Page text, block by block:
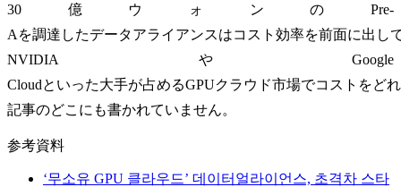
30億ウォンのPre-
Aを調達したデータアライアンスはコスト効率を前面に出し
NVIDIAやGoogle
Cloudといった大手が占めるGPUクラウド市場でコストをど
記事のどこにも書かれていません。
参考資料
‘무소유 GPU 클라우드’ 데이터얼라이언스, 초격차 스타